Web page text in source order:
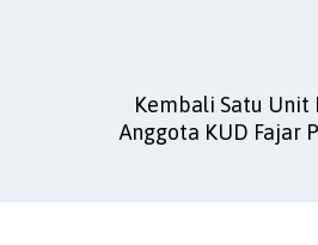
Kembali Satu
Anggota KUD Fajar